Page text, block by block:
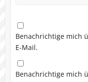
Benachrichtige mich
E-Mail.
Benachrichtige mich